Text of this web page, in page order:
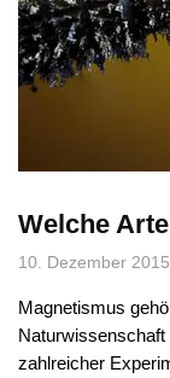
Welche
10. Dezember 2015
Magnetismus
zahlreicher